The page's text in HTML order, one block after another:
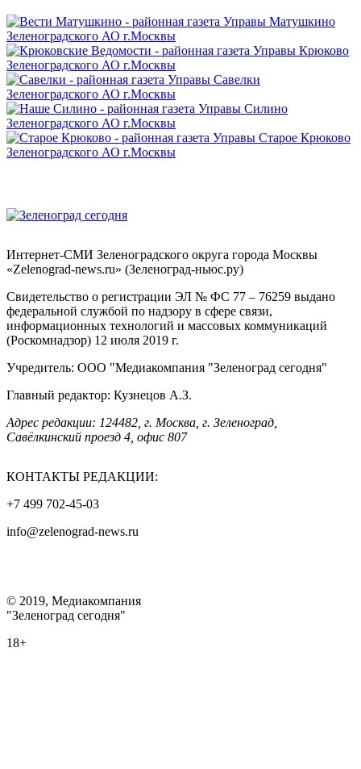
Интернет-СМИ Зеленоградского округа города Москвы
«Zelenograd-news.ru» (Зеленоград-ньюс.ру)
Свидетельство о регистрации ЭЛ № ФС 77 – 76259 выдано
федеральной службой по надзору в сфере связи,
информационных технологий и массовых коммуникаций
(Роскомнадзор) 12 июля 2019 г.
Учредитель: ООО "Медиакомпания "Зеленоград сегодня"
Главный редактор: Кузнецов А.З.
Адрес редакции: 124482, г. Москва, г. Зеленоград,
Савёлкинский проезд 4, офис 807
КОНТАКТЫ РЕДАКЦИИ:
+7 499 702-45-03
info@zelenograd-news.ru
© 2019, Медиакомпания
"Зеленоград сегодня"
18+